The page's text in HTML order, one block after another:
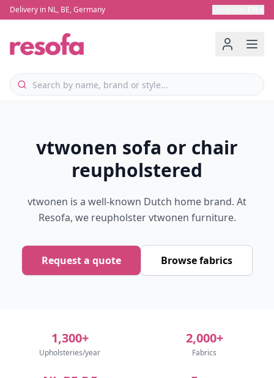
Delivery in NL, BE, Germany
vtwonen sofa or chair
reupholstered
vtwonen is a well-known Dutch home brand. At
Resofa, we reupholster vtwonen furniture.
Request a quote Browse fabrics
1,300+
Upholsteries/year
2,000+
Fabrics